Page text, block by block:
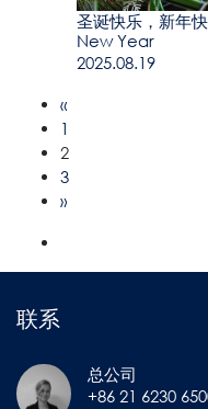
圣诞快乐，新年
New Year
2025.08.19
«
1
2
3
»
联系
总公司
+86 21 6230